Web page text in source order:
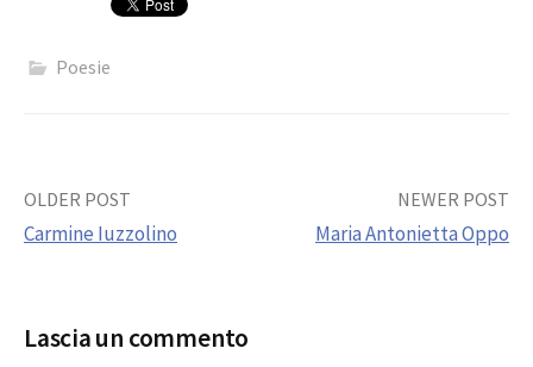
Poesie
Post
OLDER POST
Carmine Iuzzolino
NEWER POST
Maria Antonietta Oppo
Lascia un commento